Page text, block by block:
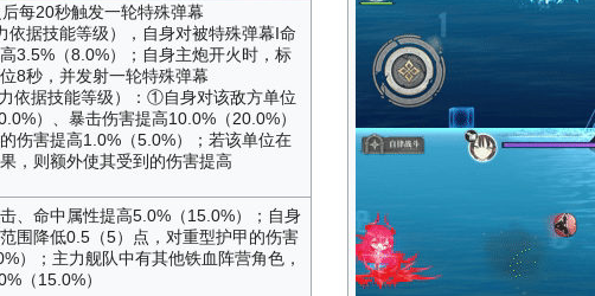
每20秒触发一轮特殊弹幕
依据技能等级），自身对被特殊弹幕I命
3.5%（8.0%）；自身主炮开火时，标
8秒，并发射一轮特殊弹幕
依据技能等级）：①自身对该敌方单位
）、暴击伤害提高10.0%（20.0%）
伤害提高1.0%（5.0%）；若该单位在
，则额外使其受到的伤害提高
、命中属性提高5.0%（15.0%）；自身
围降低0.5（5）点，对重型护甲的伤害
）；主力舰队中有其他铁血阵营角色，
（15.0%）